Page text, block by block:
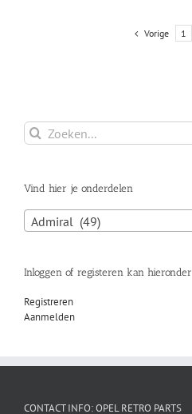
Vorige 1
Zoeken
naar:
Vind hier je onderdelen
Admiral (49)
Inloggen of registeren kan hieronder
Registreren
Aanmelden
CONTACT INFO: OPEL RETRO PARTS